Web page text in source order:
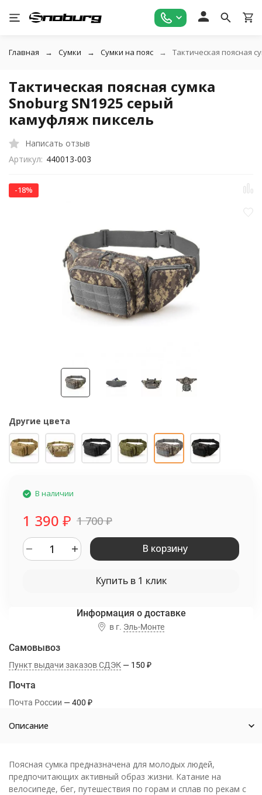
Главная Сумки Сумки на пояс Тактическая поясная
Тактическая поясная сумка
Snoburg SN1925 серый
камуфляж пиксель
Написать отзыв
Артикул: 440013-003
-18%
Другие цвета
В наличии
1 390 ₽ 1 700₽
В корзину
Купить в 1 клик
Информация о доставке
в г. Эль-Монте
Самовывоз
Пункт выдачи заказов CДЭК 150 ₽
Почта
Почта России 400 ₽
Описание
Поясная сумка предназначена для молодых людей,
предпочитающих активный образ жизни. Катание на
велосипеде, бег, путешествия по горам и сплав по рекам с